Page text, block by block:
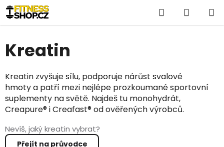
Přejít
na
obsah
Hledat
KOŠÍK
Kreatin
Kreatin zvyšuje sílu, podporuje nárůst svalové
hmoty a patří mezi nejlépe prozkoumané sportovní
suplementy na světě. Najdeš tu monohydrát,
Creapure® i Creafast® od ověřených výrobců.
Nevíš, jaký kreatin vybrat?
Přejít na průvodce